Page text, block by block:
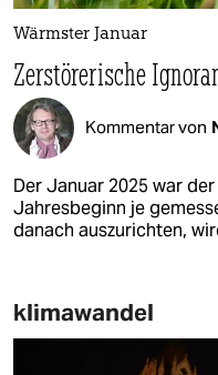
Wärmster Januar
Zerstörerische
Kommentar von
Der Januar 2025 war
Jahresbeginn je
danach auszurichten,
klimawandel